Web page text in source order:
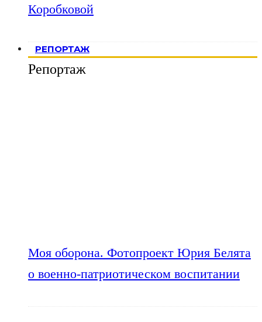
Коробковой
РЕПОРТАЖ
Репортаж
Моя оборона. Фотопроект Юрия Белята
о военно-патриотическом воспитании